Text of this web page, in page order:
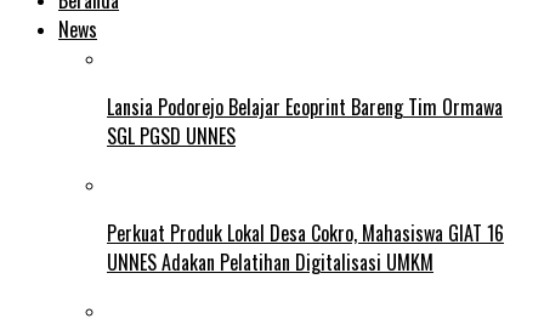
News
Lansia Podorejo Belajar Ecoprint Bareng Tim Ormawa
SGL PGSD UNNES
Perkuat Produk Lokal Desa Cokro, Mahasiswa GIAT 16
UNNES Adakan Pelatihan Digitalisasi UMKM